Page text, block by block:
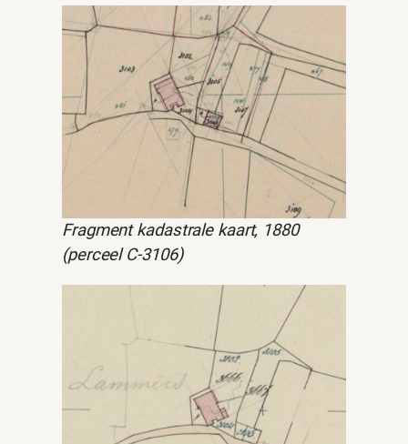
Fragment kadastrale kaart, 1880
(perceel C-3106)